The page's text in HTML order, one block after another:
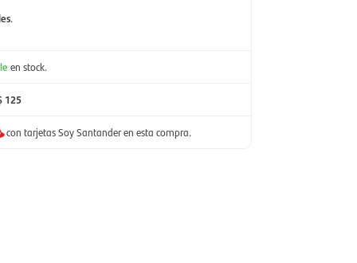
.
en stock.
125
con tarjetas Soy Santander en esta compra.